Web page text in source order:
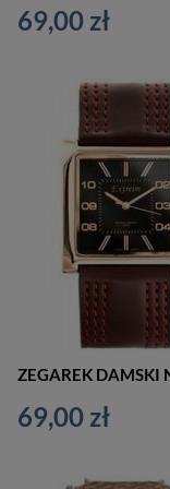
69,00 zł
69,00 zł